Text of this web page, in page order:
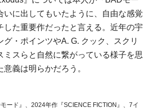
いに出してもいたように、自由な感覚
した重要作だったと言える。近年の宇
グ・ポインツやA. G. クック、スクリ
ミスらと自然に繋がっている様子を思
義は明らかだろう。
ード』、2024年作『SCIENCE FICTION』、7イ